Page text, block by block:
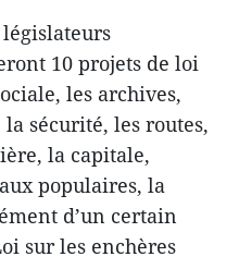
législateurs
10 projets de loi
les archives,
sécurité, les routes,
la capitale,
populaires, la
d’un certain
sur les enchères